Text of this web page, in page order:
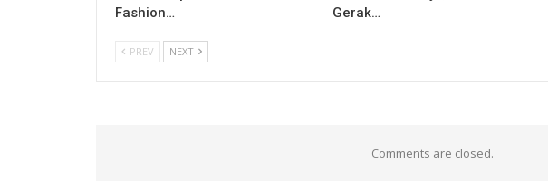
Fashion…
Gerak…
PREV NEXT
Comments are closed.